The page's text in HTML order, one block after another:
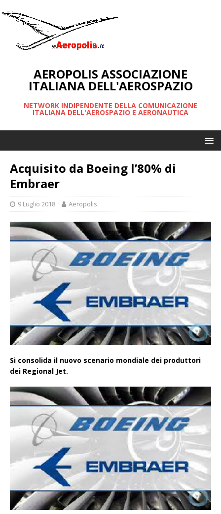
AEROPOLIS ASSOCIAZIONE
ITALIANA DELL'AEROSPAZIO
NETWORK INDIPENDENTE DELLA COMUNICAZIONE
ITALIANA DELL'AEROSPAZIO E AERONAUTICA
Acquisito da Boeing l’80% di
Embraer
9 Luglio 2018 Aeropolis
Si consolida il nuovo scenario mondiale dei produttori
dei Regional Jet.